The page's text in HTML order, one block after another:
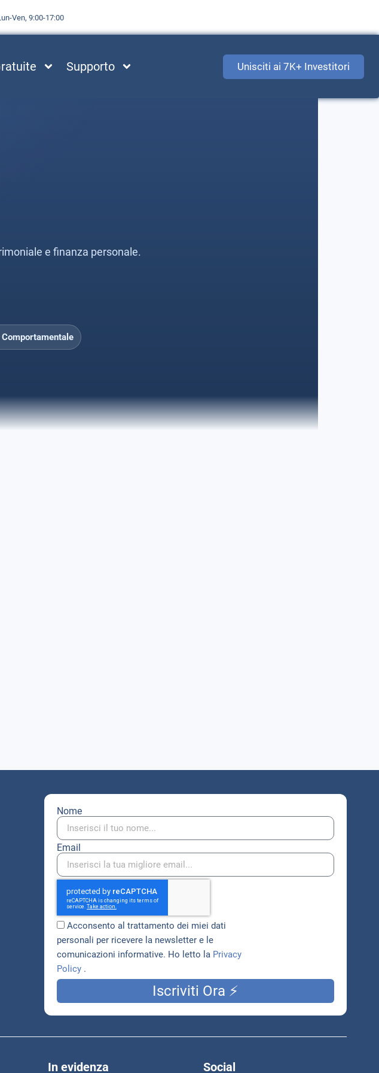
Ven, 9:00-17:00
Supporto Unisciti ai 7K+ Investitori
e finanza personale.
Comportamentale
Nome
Email
Acconsento al trattamento dei miei dati
personali per ricevere la newsletter e le
comunicazioni informative. Ho letto la Privacy
Policy .
Iscriviti Ora ⚡
In evidenza Social